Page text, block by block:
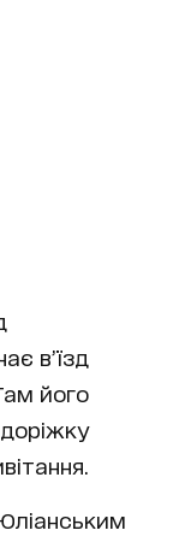
в’їзд
його